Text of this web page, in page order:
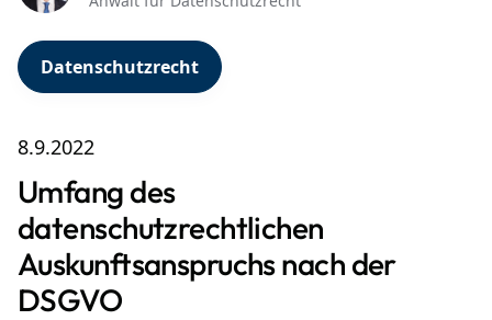
Datenschutzrecht
8.9.2022
Umfang des
datenschutzrechtlichen
Auskunftsanspruchs nach der
DSGVO